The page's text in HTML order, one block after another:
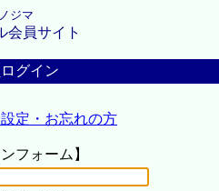
ノジマ
会員サイト
グイン
定・お忘れの方
フォーム】